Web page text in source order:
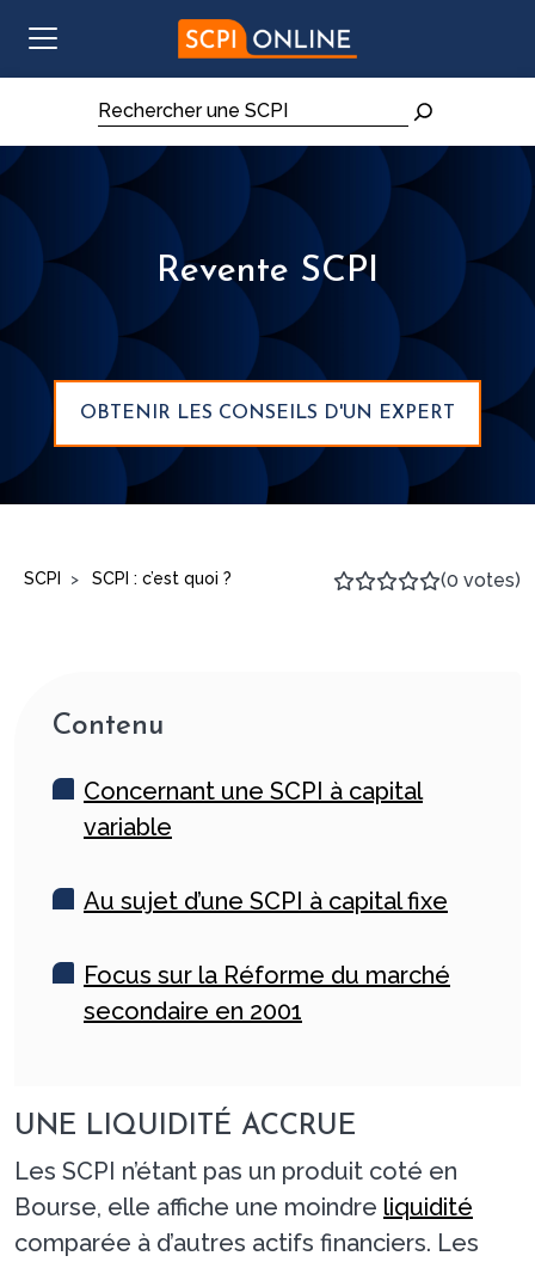
Rechercher
Revente SCPI
OBTENIR LES CONSEILS D'UN EXPERT
SCPI > SCPI : c’est quoi ? (0 votes)
Contenu
Concernant une SCPI à capital
variable
Au sujet d’une SCPI à capital fixe
Focus sur la Réforme du marché
secondaire en 2001
UNE LIQUIDITÉ ACCRUE
Les SCPI n’étant pas un produit coté en
Bourse, elle affiche une moindre liquidité
comparée à d’autres actifs financiers. Les